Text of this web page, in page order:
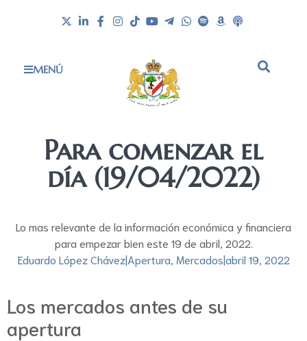
MENÚ
Para comenzar el
día (19/04/2022)
Lo mas relevante de la información económica y financiera
para empezar bien este 19 de abril, 2022.
Eduardo López Chávez|Apertura, Mercados|abril 19, 2022
Los mercados antes de su
apertura